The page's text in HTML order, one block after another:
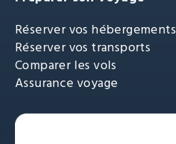
Réserver vos hébergements
Réserver vos transports
Comparer les vols
Assurance voyage